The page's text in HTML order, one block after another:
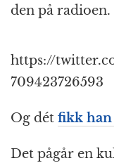
den på radioen.
https://
709423726593
Og dét fikk
Det pågår en